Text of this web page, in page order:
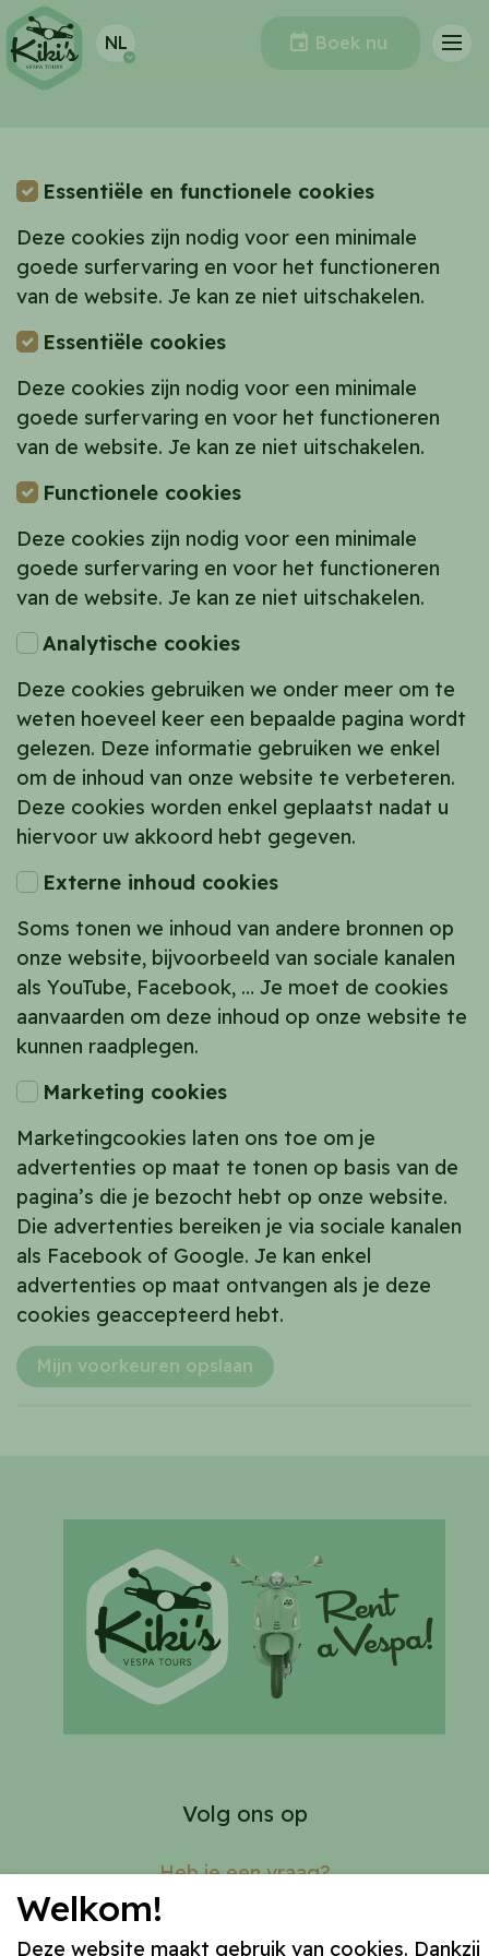
Taal:
NL Boek nu
Essentiële en functionele cookies
Deze cookies zijn nodig voor een minimale
goede surfervaring en voor het functioneren
van de website. Je kan ze niet uitschakelen.
Essentiële cookies
Deze cookies zijn nodig voor een minimale
goede surfervaring en voor het functioneren
van de website. Je kan ze niet uitschakelen.
Functionele cookies
Deze cookies zijn nodig voor een minimale
goede surfervaring en voor het functioneren
van de website. Je kan ze niet uitschakelen.
Analytische cookies
Deze cookies gebruiken we onder meer om te
weten hoeveel keer een bepaalde pagina wordt
gelezen. Deze informatie gebruiken we enkel
om de inhoud van onze website te verbeteren.
Deze cookies worden enkel geplaatst nadat u
hiervoor uw akkoord hebt gegeven.
Externe inhoud cookies
Soms tonen we inhoud van andere bronnen op
onze website, bijvoorbeeld van sociale kanalen
als YouTube, Facebook, … Je moet de cookies
aanvaarden om deze inhoud op onze website te
kunnen raadplegen.
Marketing cookies
Marketingcookies laten ons toe om je
advertenties op maat te tonen op basis van de
pagina’s die je bezocht hebt op onze website.
Die advertenties bereiken je via sociale kanalen
als Facebook of Google. Je kan enkel
advertenties op maat ontvangen als je deze
cookies geaccepteerd hebt.
Mijn voorkeuren opslaan
Volg ons op
Heb je een vraag?
+32 (0)58 62 72 12
Welkom!
Deze website maakt gebruik van cookies. Dankzij